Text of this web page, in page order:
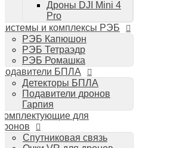
Планшеты iPad
Компьютеры Mac
Аудиотехника
Стайлеры для волос Dyson
Пылесосы Dyson
Аудио и видео DJI
Ручные камеры
DJI Osmo Action 3
DJI Osmo Pocket 3
Стабилизаторы
DJI Osmo Mobile 6
Дроны DJI Mini 4
Pro
и комплексы РЭБ
РЭБ Капюшон
РЭБ Тетраэдр
РЭБ Ромашка
БПЛА
Детекторы БПЛА
Подавители дронов
Гарпия
для
Спутниковая связь